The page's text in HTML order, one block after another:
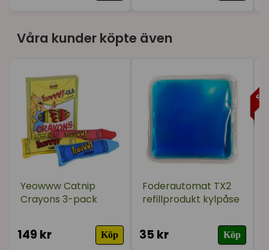
Våra kunder köpte även
Yeowww Catnip
Crayons 3-pack
149 kr Köp
Foderautomat TX2
refillprodukt kylpåse
35 kr Köp